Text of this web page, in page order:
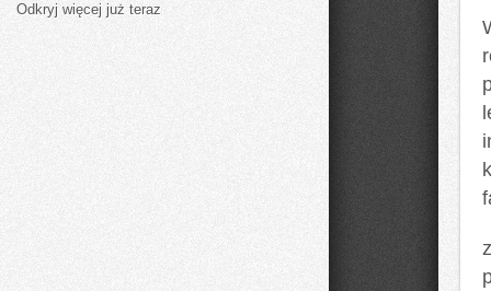
Odkryj więcej już teraz